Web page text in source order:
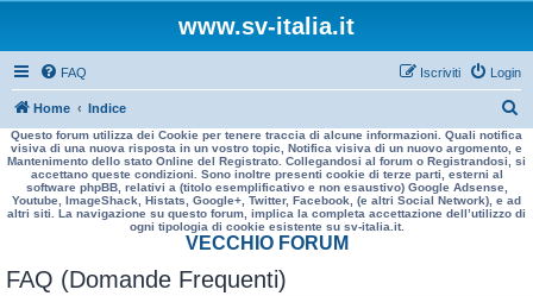
www.sv-italia.it
FAQ Login
Iscriviti
Home Indice
e
r
a
Questo forum utilizza dei Cookie per tenere traccia di alcune informazioni. Quali notifica
visiva di una nuova risposta in un vostro topic, Notifica visiva di un nuovo argomento, e
Mantenimento dello stato Online del Registrato. Collegandosi al forum o Registrandosi, si
accettano queste condizioni. Sono inoltre presenti cookie di terze parti, esterni al
software phpBB, relativi a (titolo esemplificativo e non esaustivo) Google Adsense,
Youtube, ImageShack, Histats, Google+, Twitter, Facebook, (e altri Social Network), e ad
altri siti. La navigazione su questo forum, implica la completa accettazione dell’utilizzo di
ogni tipologia di cookie esistente su sv-italia.it.
VECCHIO FORUM
FAQ (Domande Frequenti)